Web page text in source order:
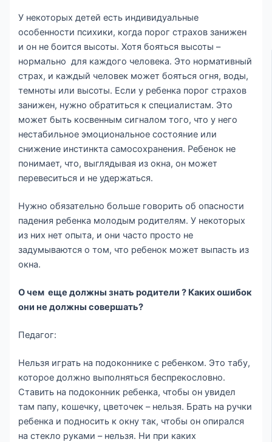
У некоторых детей есть индивидуальные
особенности психики, когда порог страхов занижен
и он не боится высоты. Хотя бояться высоты –
нормально для каждого человека. Это нормативный
страх, и каждый человек может бояться огня, воды,
темноты или высоты. Если у ребенка порог страхов
занижен, нужно обратиться к специалистам. Это
может быть косвенным сигналом того, что у него
нестабильное эмоциональное состояние или
снижение инстинкта самосохранения. Ребенок не
понимает, что, выглядывая из окна, он может
перевеситься и не удержаться.
Нужно обязательно больше говорить об опасности
падения ребенка молодым родителям. У некоторых
из них нет опыта, и они часто просто не
задумываются о том, что ребенок может выпасть из
окна.
О чем еще должны знать родители ? Каких ошибок
они не должны совершать?
Педагог:
Нельзя играть на подоконнике с ребенком. Это табу,
которое должно выполняться беспрекословно.
Ставить на подоконник ребенка, чтобы он увидел
там папу, кошечку, цветочек – нельзя. Брать на ручки
ребенка и подносить к окну так, чтобы он опирался
на стекло руками – нельзя. Ни при каких